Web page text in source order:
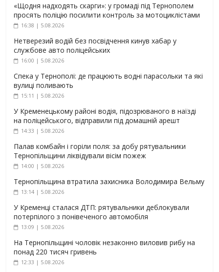
«Щодня надходять скарги»: у громаді під Тернополем
просять поліцію посилити контроль за мотоциклістами
16:38 | 5.08.2026
Нетверезий водій без посвідчення кинув хабар у
службове авто поліцейських
16:00 | 5.08.2026
Спека у Тернополі: де працюють водні парасольки та які
вулиці поливають
15:11 | 5.08.2026
У Кременецькому районі водія, підозрюваного в наїзді
на поліцейського, відправили під домашній арешт
14:33 | 5.08.2026
Палав комбайн і горіли поля: за добу рятувальники
Тернопільщини ліквідували вісім пожеж
14:00 | 5.08.2026
Тернопільщина втратила захисника Володимира Вельму
13:14 | 5.08.2026
У Кременці сталася ДТП: рятувальники деблокували
потерпілого з понівеченого автомобіля
13:09 | 5.08.2026
На Тернопільщині чоловік незаконно виловив рибу на
понад 220 тисяч гривень
12:33 | 5.08.2026